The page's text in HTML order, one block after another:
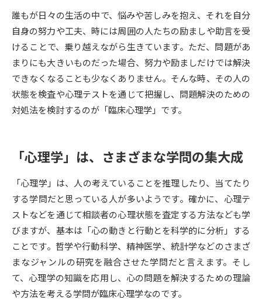
大学研究 大学検索
大学で学べる内容や特徴を調べる
データサイエンス特集 奨学金・特待生制度特集
新学年スタート号特集ページ
（高3生用）
新学年スタート号特集ページ
（高2生用）
SELFBRAND特集ページ
オープンキャンパスなどを調べる
誰もが日々の生活の中で、悩みや苦しみを抱え、それを自分
自身の努力や工夫、時には周囲の人たちの励ましや助言を受
けることで、乗り越えながら生きています。ただ、問題があ
まりにも大きいものだった場合、努力や励ましだけでは解決
できなくなることも少なくありません。そんな時、その人の
状態を検査や心理テストを通じて把握し、問題解決のための
対処法を検討するのが「臨床心理学」です。
「心理学」は、さまざまな学問の集大成
「心理学」は、人の考えていることを推理したり、当てたり
する学問だと思っている人が多いようです。確かに、心理テ
ストなどを通じて相談者の心理状態を査定する方法なども学
びますが、基本は「心の動きと行動とを科学的に分析」する
ことです。哲学や行動科学、精神医学、統計学などのさまざ
まなジャンルの研究を融合させた学問だと言えます。そし
て、心理学の知識を応用し、心の問題を解決するための理論
や方法を考える学問が臨床心理学なのです。